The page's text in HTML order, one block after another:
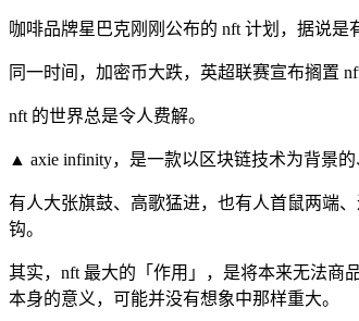
咖啡品牌星巴克刚刚公布的 nft 计划，据说是
同一时间，加密币大跌，英超联赛宣布搁置
nft 的世界总是令人费解。
▲ axie infinity，是一款以区块链技术为背景
有人大张旗鼓、高歌猛进，也有人首鼠两端
钩。
其实，nft 最大的「作用」，是将本来无法商
本身的意义，可能并没有想象中那样重大。